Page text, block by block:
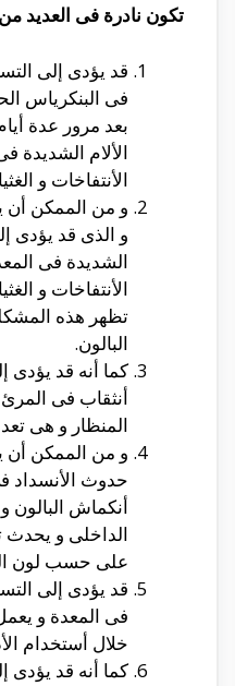
تكون نادرة فى العديد
قد يؤدى إلى
فى البنكرياس
بعد مرور عدة
الألام الشديدة
الأنتفاخات و
و من الممكن أن
و الذى قد يؤدى
الشديدة فى
الأنتفاخات و
تظهر هذه
البالون.
كما أنه قد
أنثقاب فى
المنظار و هى تعد
و من الممكن أن
حدوث الأنسداد
أنكماش
الداخلى و يحدث
على حسب لون
قد يؤدى إلى
فى المعدة و
خلال أستخدام
كما أنه قد